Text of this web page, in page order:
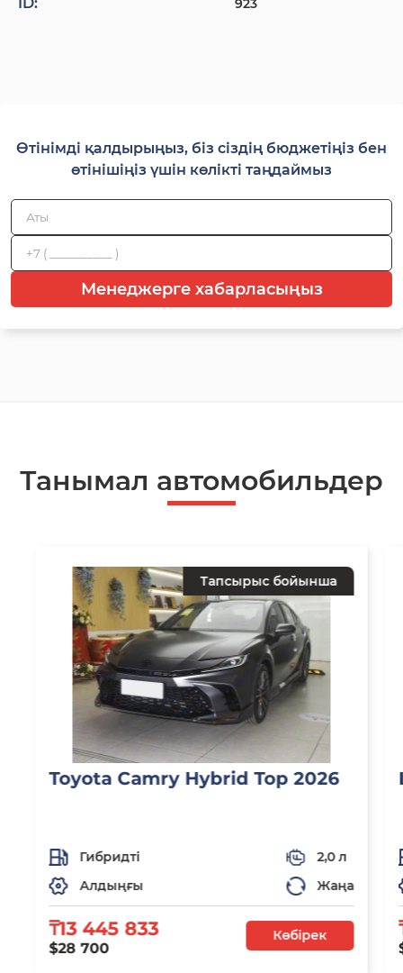
ID: 923
Өтінімді қалдырыңыз, біз сіздің бюджетіңіз бен
өтінішіңіз үшін көлікті таңдаймыз
Менеджерге хабарласыңыз
Танымал автомобильдер
Тапсырыс бойынша
Toyota Camry Hybrid Top 2026
Гибридті
2,0 л
Алдыңғы
Жаңа
₸13 445 833
$28 700
Көбірек